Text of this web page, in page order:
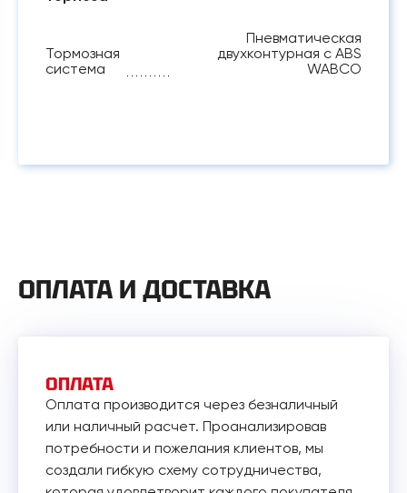
Тормозная
система
Пневматическая
двухконтурная с ABS
WABCO
ОПЛАТА И ДОСТАВКА
ОПЛАТА
Оплата производится через безналичный
или наличный расчет. Проанализировав
потребности и пожелания клиентов, мы
создали гибкую схему сотрудничества,